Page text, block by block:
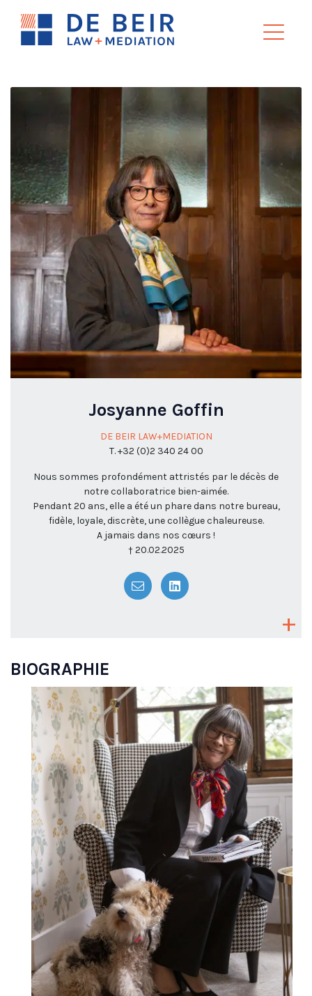
Josyanne Goffin
DE BEIR LAW+MEDIATION
T. +32 (0)2 340 24 00
Nous sommes profondément attristés par le décès de
notre collaboratrice bien-aimée.
Pendant 20 ans, elle a été un phare dans notre bureau,
fidèle, loyale, discrète, une collègue chaleureuse.
A jamais dans nos cœurs !
† 20.02.2025
BIOGRAPHIE